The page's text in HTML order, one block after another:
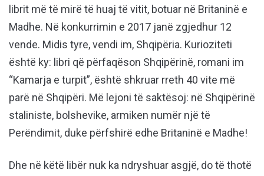
librit më të mirë të huaj të vitit, botuar në Britaninë e
Madhe. Në konkurrimin e 2017 janë zgjedhur 12
vende. Midis tyre, vendi im, Shqipëria. Kurioziteti
është ky: libri që përfaqëson Shqipërinë, romani im
“Kamarja e turpit”, është shkruar rreth 40 vite më
parë në Shqipëri. Më lejoni të saktësoj: në Shqipërinë
staliniste, bolshevike, armiken numër një të
Perëndimit, duke përfshirë edhe Britaninë e Madhe!
Dhe në këtë libër nuk ka ndryshuar asgjë, do të thotë